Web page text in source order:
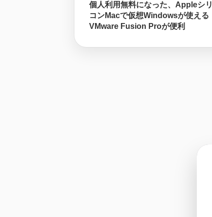
個人利用無料になった、Appleシリ
コンMacで仮想Windowsが使える
VMware Fusion Proが便利